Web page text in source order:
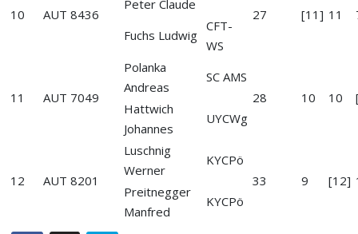
10 AUT 8436
Peter Claude
27
[11] 11
Fuchs Ludwig
CFT-
WS
11 AUT 7049
Polanka
Andreas
SC AMS
28
10 10
Hattwich
Johannes
UYCWg
12 AUT 8201
Luschnig
Werner
KYCPö
33
9 [12]
Preitnegger
Manfred
KYCPö